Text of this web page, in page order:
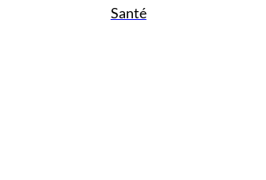
Santé